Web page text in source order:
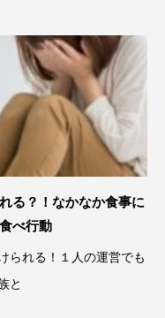
る？！なかなか食事に
べ行動
られる！１人の運営でも
と